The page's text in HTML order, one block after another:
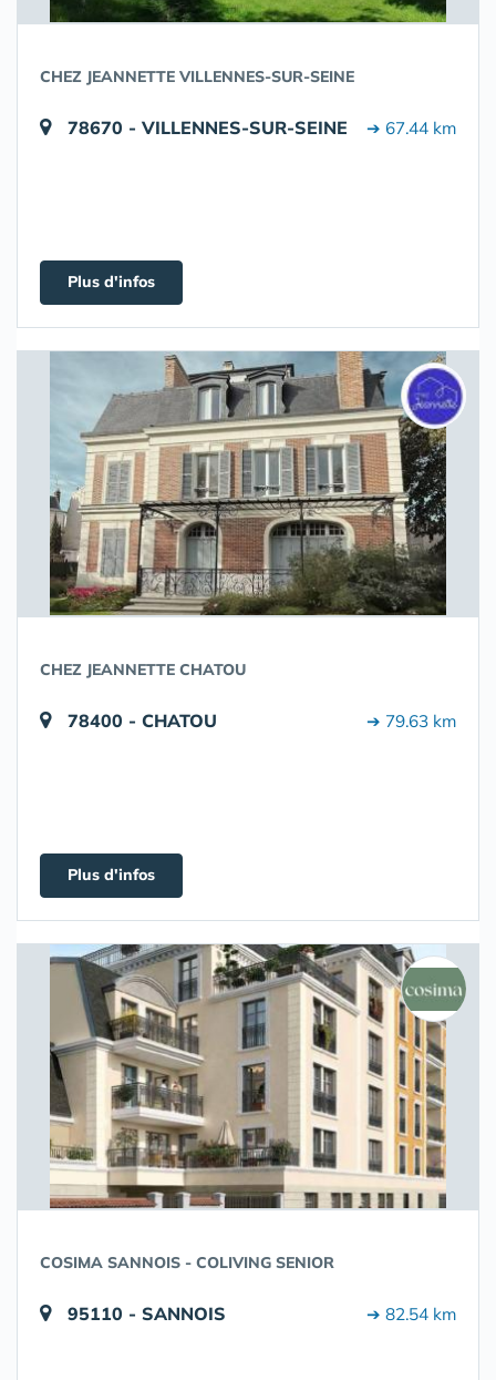
CHEZ JEANNETTE VILLENNES-SUR-SEINE
78670 - VILLENNES-SUR-SEINE ➔ 67.44 km
Plus d'infos
CHEZ JEANNETTE CHATOU
78400 - CHATOU ➔ 79.63 km
Plus d'infos
COSIMA SANNOIS - COLIVING SENIOR
95110 - SANNOIS ➔ 82.54 km